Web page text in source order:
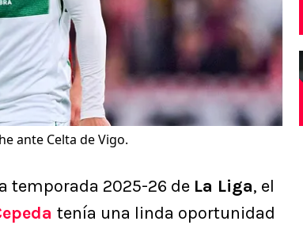
ante Celta de Vigo.
temporada 2025-26 de La Liga, el
tenía una linda oportunidad